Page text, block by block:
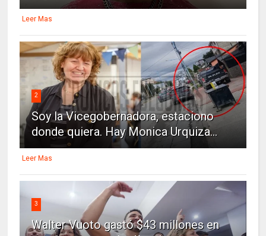
Leer Mas
2
Soy la Vicegobernadora, estaciono
donde quiera. Hay Monica Urquiza...
Leer Mas
3
Walter Vuoto gastó $43 millones en